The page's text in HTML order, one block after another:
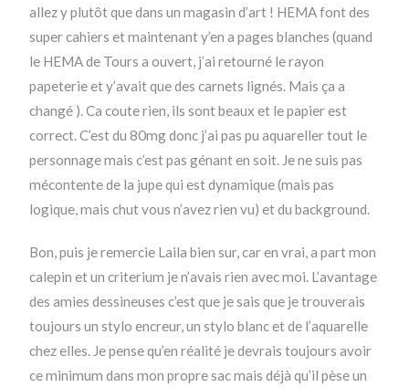
allez y plutôt que dans un magasin d’art ! HEMA font des
super cahiers et maintenant y’en a pages blanches (quand
le HEMA de Tours a ouvert, j’ai retourné le rayon
papeterie et y’avait que des carnets lignés. Mais ça a
changé ). Ca coute rien, ils sont beaux et le papier est
correct. C’est du 80mg donc j’ai pas pu aquareller tout le
personnage mais c’est pas génant en soit. Je ne suis pas
mécontente de la jupe qui est dynamique (mais pas
logique, mais chut vous n’avez rien vu) et du background.
Bon, puis je remercie Laila bien sur, car en vrai, a part mon
calepin et un criterium je n’avais rien avec moi. L’avantage
des amies dessineuses c’est que je sais que je trouverais
toujours un stylo encreur, un stylo blanc et de l’aquarelle
chez elles. Je pense qu’en réalité je devrais toujours avoir
ce minimum dans mon propre sac mais déjà qu’il pèse un